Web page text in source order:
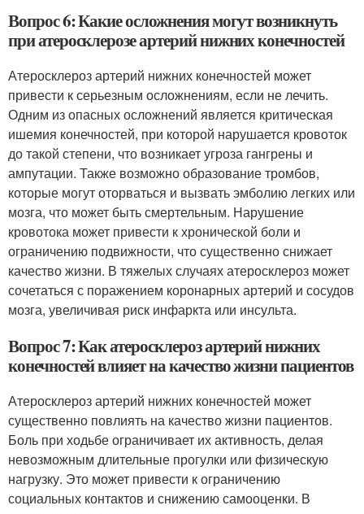
Вопрос 6: Какие осложнения могут возникнуть
при атеросклерозе артерий нижних конечностей
Атеросклероз артерий нижних конечностей может
привести к серьезным осложнениям, если не лечить.
Одним из опасных осложнений является критическая
ишемия конечностей, при которой нарушается кровоток
до такой степени, что возникает угроза гангрены и
ампутации. Также возможно образование тромбов,
которые могут оторваться и вызвать эмболию легких или
мозга, что может быть смертельным. Нарушение
кровотока может привести к хронической боли и
ограничению подвижности, что существенно снижает
качество жизни. В тяжелых случаях атеросклероз может
сочетаться с поражением коронарных артерий и сосудов
мозга, увеличивая риск инфаркта или инсульта.
Вопрос 7: Как атеросклероз артерий нижних
конечностей влияет на качество жизни пациентов
Атеросклероз артерий нижних конечностей может
существенно повлиять на качество жизни пациентов.
Боль при ходьбе ограничивает их активность, делая
невозможным длительные прогулки или физическую
нагрузку. Это может привести к ограничению
социальных контактов и снижению самооценки. В